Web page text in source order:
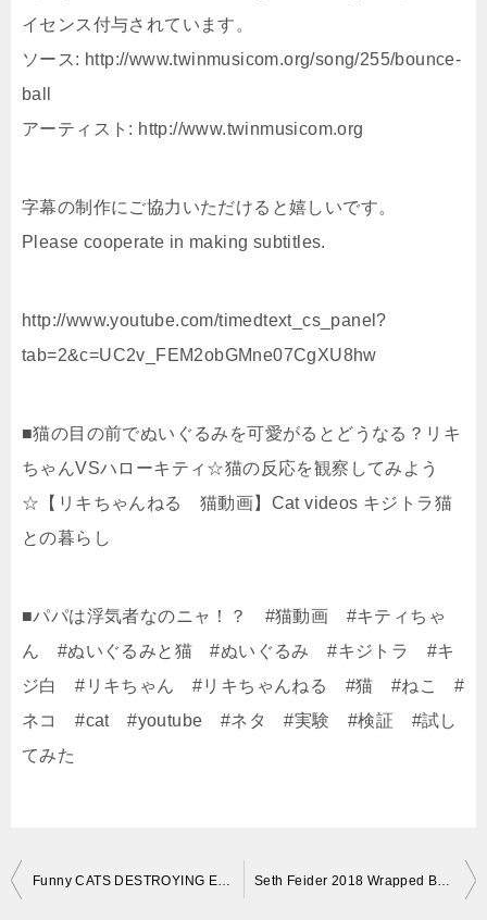
イセンス付与されています。
ソース: http://www.twinmusicom.org/song/255/bounce-
ball
アーティスト: http://www.twinmusicom.org
字幕の制作にご協力いただけると嬉しいです。
Please cooperate in making subtitles.
http://www.youtube.com/timedtext_cs_panel?
tab=2&c=UC2v_FEM2obGMne07CgXU8hw
■猫の目の前でぬいぐるみを可愛がるとどうなる？リキ
ちゃんVSハローキティ☆猫の反応を観察してみよう
☆【リキちゃんねる 猫動画】Cat videos キジトラ猫
との暮らし
■パパは浮気者なのニャ！？ #猫動画 #キティちゃ
ん #ぬいぐるみと猫 #ぬいぐるみ #キジトラ #キ
ジ白 #リキちゃん #リキちゃんねる #猫 #ねこ #
ネコ #cat #youtube #ネタ #実験 #検証 #試し
てみた
投
Funny CATS DESTROYING EVERYTHING on their way! – PREPARE to LAUGH SUPER HARD! Seth Feider 2018 Wrapped Bass Cat